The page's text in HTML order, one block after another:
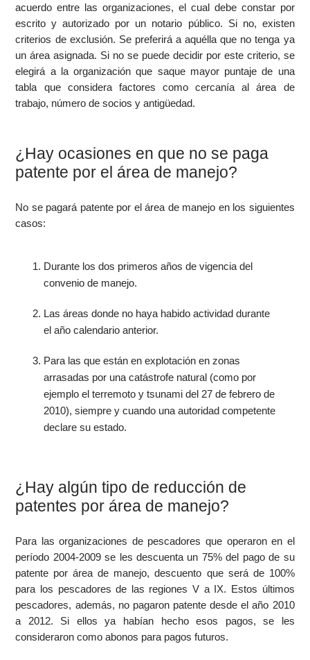
acuerdo entre las organizaciones, el cual debe constar por
escrito y autorizado por un notario público. Si no, existen
criterios de exclusión. Se preferirá a aquélla que no tenga ya
un área asignada. Si no se puede decidir por este criterio, se
elegirá a la organización que saque mayor puntaje de una
tabla que considera factores como cercanía al área de
trabajo, número de socios y antigüedad.
¿Hay ocasiones en que no se paga
patente por el área de manejo?
No se pagará patente por el área de manejo en los siguientes
casos:
Durante los dos primeros años de vigencia del
convenio de manejo.
Las áreas donde no haya habido actividad durante
el año calendario anterior.
Para las que están en explotación en zonas
arrasadas por una catástrofe natural (como por
ejemplo el terremoto y tsunami del 27 de febrero de
2010), siempre y cuando una autoridad competente
declare su estado.
¿Hay algún tipo de reducción de
patentes por área de manejo?
Para las organizaciones de pescadores que operaron en el
período 2004-2009 se les descuenta un 75% del pago de su
patente por área de manejo, descuento que será de 100%
para los pescadores de las regiones V a IX. Estos últimos
pescadores, además, no pagaron patente desde el año 2010
a 2012. Si ellos ya habían hecho esos pagos, se les
consideraron como abonos para pagos futuros.